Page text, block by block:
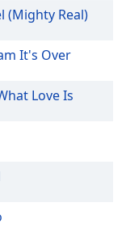
(Mighty Real)
It's Over
Love Is